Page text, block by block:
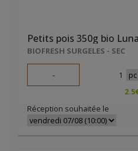
Petits pois 350g bio
BIOFRESH SURGELES - SEC
- 1
2.5
Réception souhaitée le